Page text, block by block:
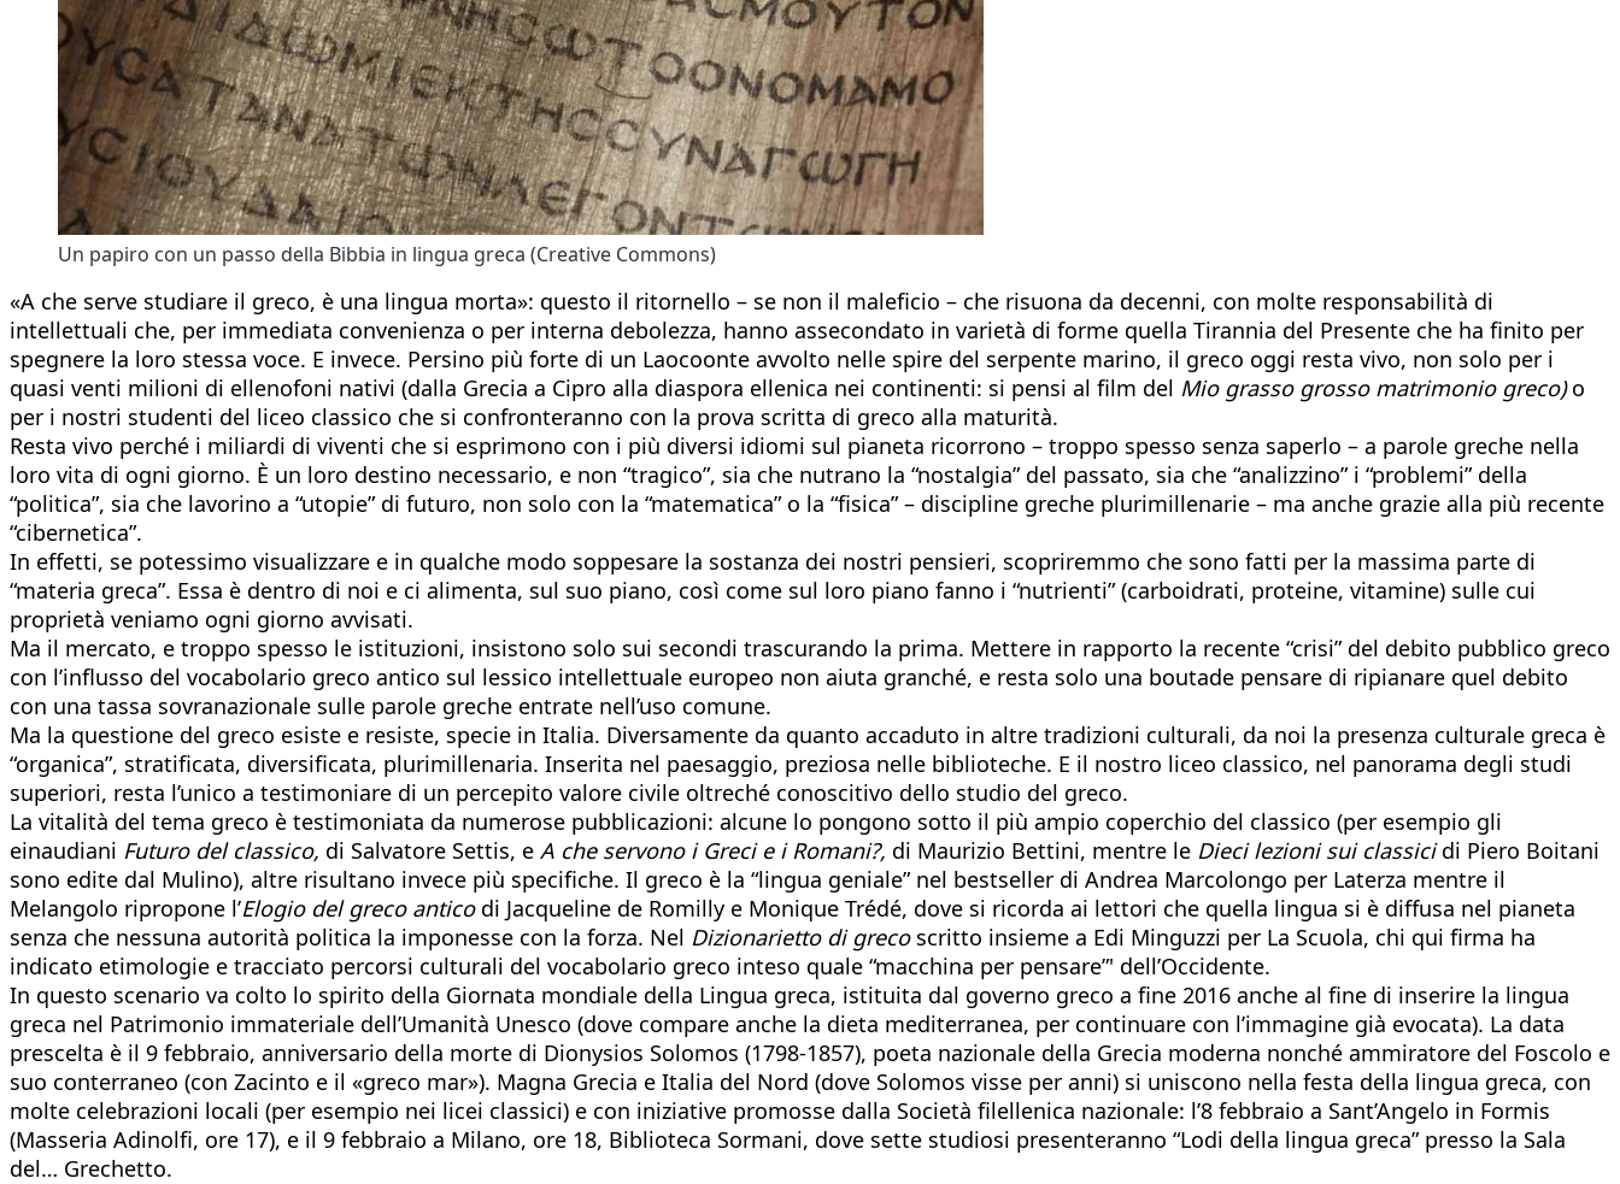
Un papiro con un passo della Bibbia in lingua greca (Creative Commons)
«A che serve studiare il greco, è una lingua morta»: questo il ritornello – se non il maleficio – che risuona da decenni, con molte responsabilità di
intellettuali che, per immediata convenienza o per interna debolezza, hanno assecondato in varietà di forme quella Tirannia del Presente che ha finito per
spegnere la loro stessa voce. E invece. Persino più forte di un Laocoonte avvolto nelle spire del serpente marino, il greco oggi resta vivo, non solo per i
quasi venti milioni di ellenofoni nativi (dalla Grecia a Cipro alla diaspora ellenica nei continenti: si pensi al film del Mio grasso grosso matrimonio greco)o
per i nostri studenti del liceo classico che si confronteranno con la prova scritta di greco alla maturità.
Resta vivo perché i miliardi di viventi che si esprimono con i più diversi idiomi sul pianeta ricorrono – troppo spesso senza saperlo – a parole greche nella
loro vita di ogni giorno. È un loro destino necessario, e non “tragico”, sia che nutrano la “nostalgia” del passato, sia che “analizzino” i “problemi” della
“politica”, sia che lavorino a “utopie” di futuro, non solo con la “matematica” o la “fisica” – discipline greche plurimillenarie – ma anche grazie alla più recente
“cibernetica”.
In effetti, se potessimo visualizzare e in qualche modo soppesare la sostanza dei nostri pensieri, scopriremmo che sono fatti per la massima parte di
“materia greca”. Essa è dentro di noi e ci alimenta, sul suo piano, così come sul loro piano fanno i “nutrienti” (carboidrati, proteine, vitamine) sulle cui
proprietà veniamo ogni giorno avvisati.
Ma il mercato, e troppo spesso le istituzioni, insistono solo sui secondi trascurando la prima. Mettere in rapporto la recente “crisi” del debito pubblico greco
con l’influsso del vocabolario greco antico sul lessico intellettuale europeo non aiuta granché, e resta solo una boutade pensare di ripianare quel debito
con una tassa sovranazionale sulle parole greche entrate nell’uso comune.
Ma la questione del greco esiste e resiste, specie in Italia. Diversamente da quanto accaduto in altre tradizioni culturali, da noi la presenza culturale greca è
“organica”, stratificata, diversificata, plurimillenaria. Inserita nel paesaggio, preziosa nelle biblioteche. E il nostro liceo classico, nel panorama degli studi
superiori, resta l’unico a testimoniare di un percepito valore civile oltreché conoscitivo dello studio del greco.
La vitalità del tema greco è testimoniata da numerose pubblicazioni: alcune lo pongono sotto il più ampio coperchio del classico (per esempio gli
einaudiani Futuro del classico, di Salvatore Settis, e A che servono i Greci e i Romani?, di Maurizio Bettini, mentre le Dieci lezioni sui classicidi Piero Boitani
sono edite dal Mulino), altre risultano invece più specifiche. Il greco è la “lingua geniale” nel bestseller di Andrea Marcolongo per Laterza mentre il
Melangolo ripropone l’Elogio del greco anticodi Jacqueline de Romilly e Monique Trédé, dove si ricorda ai lettori che quella lingua si è diffusa nel pianeta
senza che nessuna autorità politica la imponesse con la forza. Nel Dizionarietto di grecoscritto insieme a Edi Minguzzi per La Scuola, chi qui firma ha
indicato etimologie e tracciato percorsi culturali del vocabolario greco inteso quale “macchina per pensare”' dell’Occidente.
In questo scenario va colto lo spirito della Giornata mondiale della Lingua greca, istituita dal governo greco a fine 2016 anche al fine di inserire la lingua
greca nel Patrimonio immateriale dell’Umanità Unesco (dove compare anche la dieta mediterranea, per continuare con l’immagine già evocata). La data
prescelta è il 9 febbraio, anniversario della morte di Dionysios Solomos (1798-1857), poeta nazionale della Grecia moderna nonché ammiratore del Foscolo e
suo conterraneo (con Zacinto e il «greco mar»). Magna Grecia e Italia del Nord (dove Solomos visse per anni) si uniscono nella festa della lingua greca, con
molte celebrazioni locali (per esempio nei licei classici) e con iniziative promosse dalla Società filellenica nazionale: l’8 febbraio a Sant’Angelo in Formis
(Masseria Adinolfi, ore 17), e il 9 febbraio a Milano, ore 18, Biblioteca Sormani, dove sette studiosi presenteranno “Lodi della lingua greca” presso la Sala
del… Grechetto.